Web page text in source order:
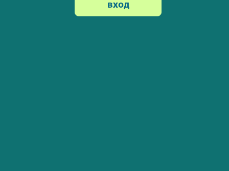
вход